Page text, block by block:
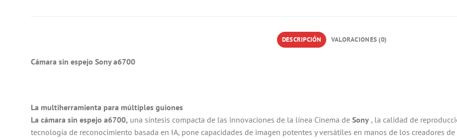
DESCRIPCIÓN VALORACIONES (0)
Cámara sin espejo Sony a6700
La multiherramienta para múltiples guiones
La cámara sin espejo a6700, una síntesis compacta de las innovaciones de la línea Cinema de Sony , la calidad de
tecnología de reconocimiento basada en IA, pone capacidades de imagen potentes y versátiles en manos de los creadores